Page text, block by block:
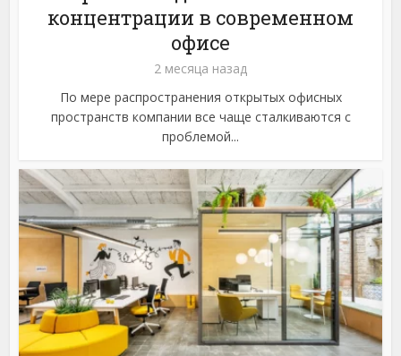
концентрации в современном
офисе
2 месяца назад
По мере распространения открытых офисных
пространств компании все чаще сталкиваются с
проблемой...